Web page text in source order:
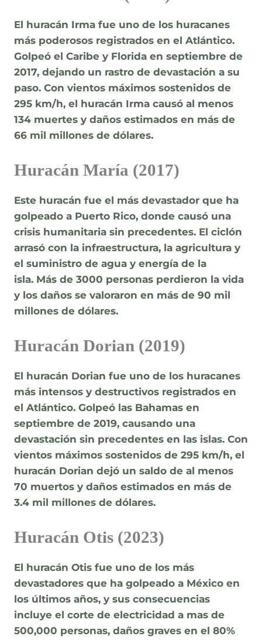
El huracán Irma fue uno de los huracanes
más poderosos registrados en el Atlántico.
Golpeó el Caribe y Florida en septiembre de
2017, dejando un rastro de devastación a su
paso. Con vientos máximos sostenidos de
295 km/h, el huracán Irma causó al menos
134 muertes y daños estimados en más de
66 mil millones de dólares.
Huracán María (2017)
Este huracán fue el más devastador que ha
golpeado a Puerto Rico, donde causó una
crisis humanitaria sin precedentes. El ciclón
arrasó con la infraestructura, la agricultura y
el suministro de agua y energía de la
isla. Más de 3000 personas perdieron la vida
y los daños se valoraron en más de 90 mil
millones de dólares.
Huracán Dorian (2019)
El huracán Dorian fue uno de los huracanes
más intensos y destructivos registrados en
el Atlántico. Golpeó las Bahamas en
septiembre de 2019, causando una
devastación sin precedentes en las islas. Con
vientos máximos sostenidos de 295 km/h, el
huracán Dorian dejó un saldo de al menos
70 muertos y daños estimados en más de
3.4 mil millones de dólares.
Huracán Otis (2023)
El huracán Otis fue uno de los más
devastadores que ha golpeado a México en
los últimos años, y sus consecuencias
incluye el corte de electricidad a mas de
500,000 personas, daños graves en el 80%